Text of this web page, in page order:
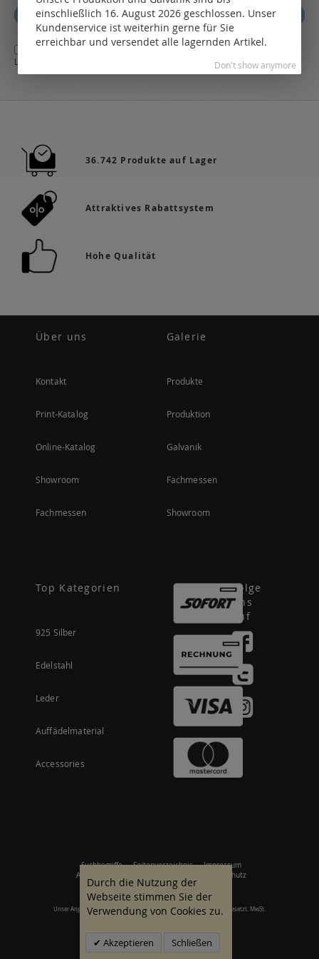
sich
für
unseren
Newsletter
a:
Abonnieren
Ja,ich stimme denAGBsowie denDatenschutzbestimmungen
LEO Online-Shop zu.
36.742 Produkte auf Lager
Attraktives Rabattsystem
Hohe Qualität
Über uns
Kontakt
Print-Katalog
Online-Katalog
Showroom
Fachmessen
Galerie
Produkte
Produktion
Galvanik
Fachmessen
Showroom
Top Kategorien
925 Silber
Edelstahl
Leder
Auffädelmaterial
Accessories
Folge
uns
auf
Suchbegriffe Seitenverzeichnis
Impressum
Allgemeine Geschäftsbedingungen
Datenschutz
Unser Angebot richtet sich an gewerbliche Kunden. Alle Preise zzgl. gesetzt. MwSt.
Durch die Nutzung der
Webseite stimmen Sie der
Verwendung von Cookies zu.
Akzeptieren Schließen
einschließlich 16. August 2026 geschlossen. Unser
Kundenservice ist weiterhin gerne für Sie
erreichbar und versendet alle lagernden Artikel.
Don't show anymore